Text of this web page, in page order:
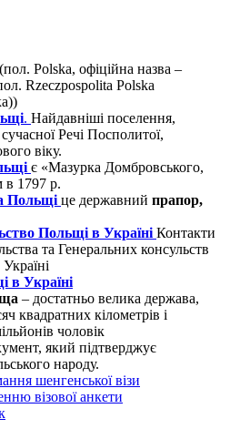
(пол. Polska, офіційна назва –
Rzeczpospolita Polska
. Найдавніші поселення,
Речі Посполитої,
віку.
є «Мазурка Домбровського,
в 1797 р.
Польщі це державний прапор,
Польщі в Україні Контакти
та Генеральних консульств
в Україні
– достатньо велика держава,
квадратних кілометрів і
чоловік
який підтверджує
народу.
шенгенської візи
візової анкети